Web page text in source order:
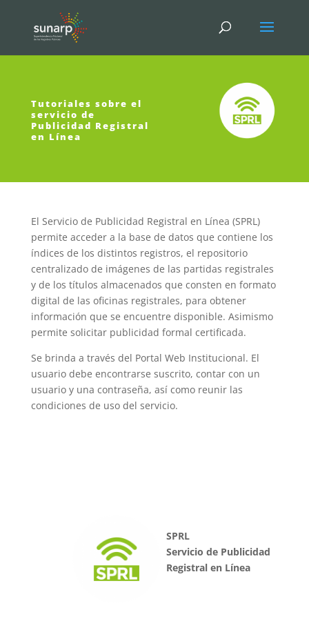
Tutoriales sobre el
servicio de
Publicidad Registral
en Línea
El Servicio de Publicidad Registral en Línea (SPRL)
permite acceder a la base de datos que contiene los
índices de los distintos registros, el repositorio
centralizado de imágenes de las partidas registrales
y de los títulos almacenados que consten en formato
digital de las oficinas registrales, para obtener
información que se encuentre disponible. Asimismo
permite solicitar publicidad formal certificada.
Se brinda a través del Portal Web Institucional. El
usuario debe encontrarse suscrito, contar con un
usuario y una contraseña, así como reunir las
condiciones de uso del servicio.
SPRL
Servicio de Publicidad
Registral en Línea